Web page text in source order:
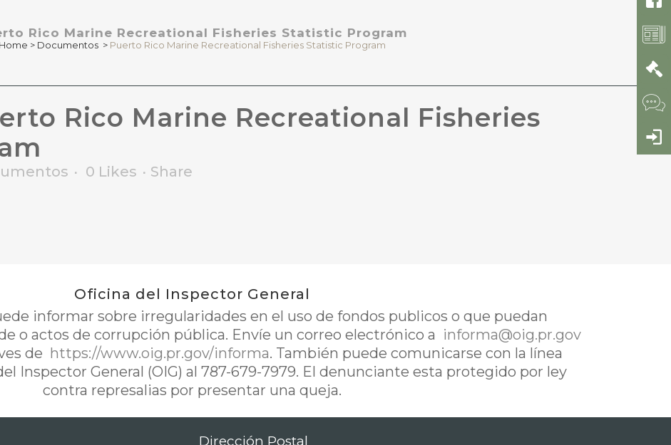
Rico Marine Recreational Fisheries Statistic Program
Home > Documentos > Puerto Rico Marine Recreational Fisheries Statistic Program
Rico Marine Recreational Fisheries
0 Likes Share
Oficina del Inspector General
informar sobre irregularidades en el uso de fondos publicos o que puedan
o actos de corrupción pública. Envíe un correo electrónico a informa@oig.pr.gov
de https://www.oig.pr.gov/informa. También puede comunicarse con la línea
Inspector General (OIG) al 787-679-7979. El denunciante esta protegido por ley
contra represalias por presentar una queja.
Dirección Postal